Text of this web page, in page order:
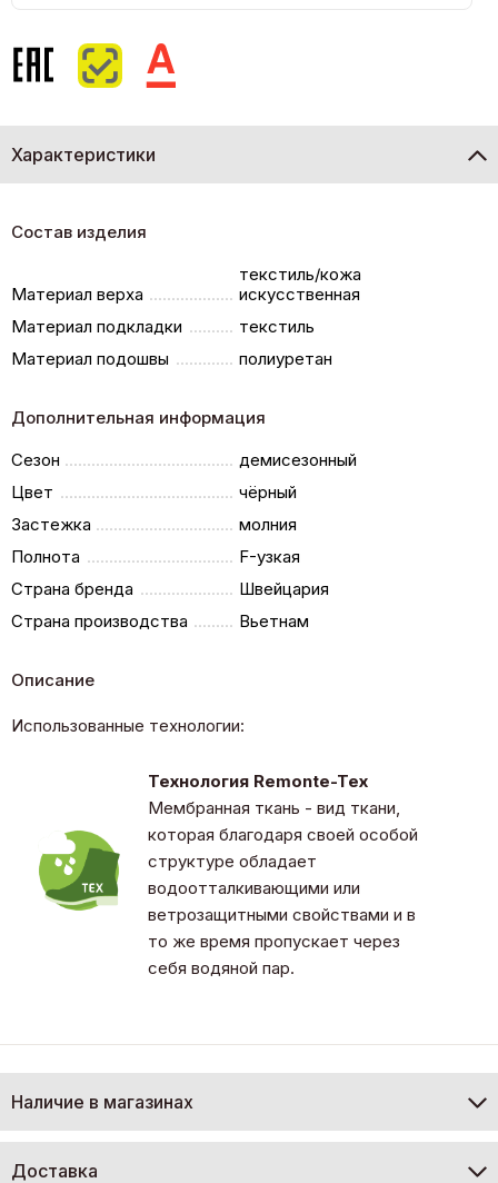
Характеристики
Состав изделия
Материал верха
текстиль/кожа
искусственная
Материал подкладки
текстиль
Материал подошвы
полиуретан
Дополнительная информация
Сезон
демисезонный
Цвет
чёрный
Застежка
молния
Полнота
F-узкая
Страна бренда
Швейцария
Страна производства
Вьетнам
Описание
Использованные технологии:
Технология Remonte-Tex
Мембранная ткань - вид ткани,
которая благодаря своей особой
структуре обладает
водоотталкивающими или
ветрозащитными свойствами и в
то же время пропускает через
себя водяной пар.
Наличие в магазинах
Доставка